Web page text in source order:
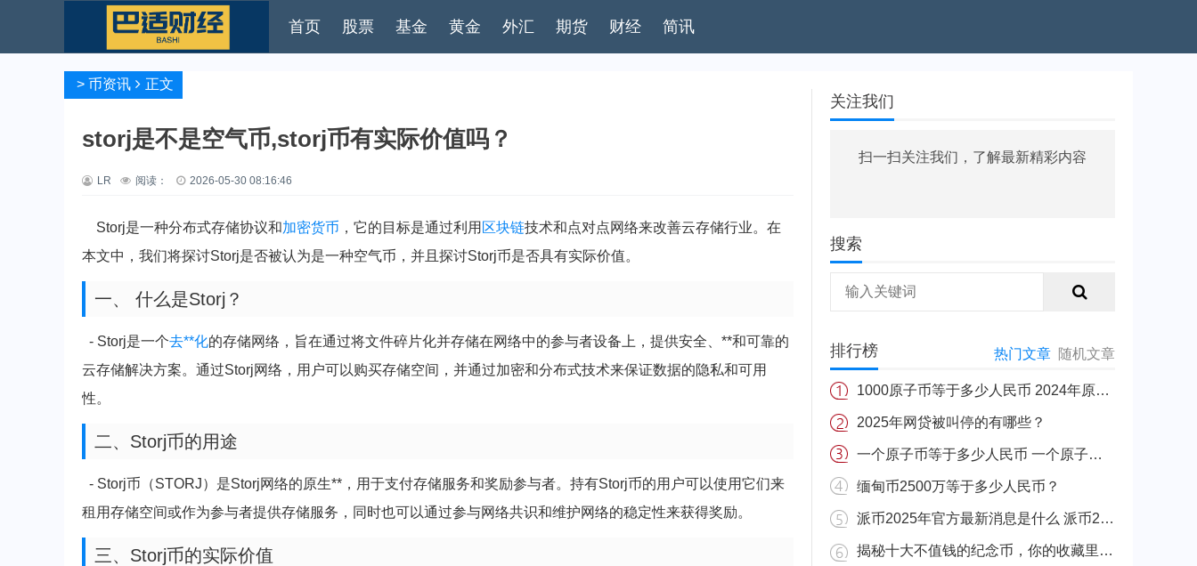
首页 股票 基金 黄金 外汇 期货 财经 简讯
> 币资讯 正文
storj是不是空气币,storj币有实际价值吗？
LR 阅读： 2026-05-30 08:16:46
Storj是一种分布式存储协议和加密货币 ，它的目标是通过利用 区块链技术和点对点网络来改善云存储行业。在
本文中，我们将探讨Storj是否被认为是一种空气币，并且探讨Storj币是否具有实际价值。
一、 什么是Storj？
- Storj是一个去**化的存储网络，旨在通过将文件碎片化并存储在网络中的参与者设备上，提供安全、**和可靠的
云存储解决方案。通过Storj网络，用户可以购买存储空间，并通过加密和分布式技术来保证数据的隐私和可用
性。
二、Storj币的用途
- Storj币（STORJ）是Storj网络的原生**，用于支付存储服务和奖励参与者。持有Storj币的用户可以使用它们来
租用存储空间或作为参与者提供存储服务，同时也可以通过参与网络共识和维护网络的稳定性来获得奖励。
三、Storj币的实际价值
关注我们
扫一扫关注我们，了解最新精彩内容
搜索
排行榜 热门文章 随机文章
1000原子币等于多少人民币 2024年原子币最新价格介绍一览
2025年网贷被叫停的有哪些？
一个原子币等于多少人民币 一个原子币价格介绍
缅甸币2500万等于多少人民币？
派币2025年官方最新消息是什么 派币2025年官方最新消息真实分享
揭秘十大不值钱的纪念币，你的收藏里有吗？